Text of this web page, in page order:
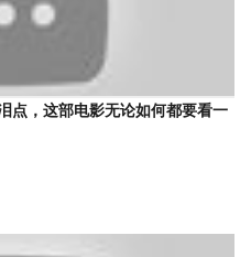
点，这部电影无论如何都要看一